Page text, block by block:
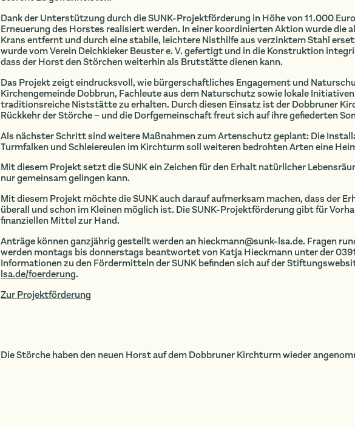
Dank der Unterstützung durch die SUNK-Projektförderung in Höhe von 11.000
Erneuerung des Horstes realisiert werden. In einer koordinierten Aktion wurde die
Krans entfernt und durch eine stabile, leichtere Nisthilfe aus verzinktem Stahl
wurde vom Verein Deichkieker Beuster e. V. gefertigt und in die Konstruktion
dass der Horst den Störchen weiterhin als Brutstätte dienen kann.
Das Projekt zeigt eindrucksvoll, wie bürgerschaftliches Engagement und
Kirchengemeinde Dobbrun, Fachleute aus dem Naturschutz sowie lokale
traditionsreiche Niststätte zu erhalten. Durch diesen Einsatz ist der Dobbruner
Rückkehr der Störche – und die Dorfgemeinschaft freut sich auf ihre gefiederten
Als nächster Schritt sind weitere Maßnahmen zum Artenschutz geplant: Die
Turmfalken und Schleiereulen im Kirchturm soll weiteren bedrohten Arten eine
Mit diesem Projekt setzt die SUNK ein Zeichen für den Erhalt natürlicher
nur gemeinsam gelingen kann.
Mit diesem Projekt möchte die SUNK auch darauf aufmerksam machen, dass der
überall und schon im Kleinen möglich ist. Die SUNK-Projektförderung gibt für
finanziellen Mittel zur Hand.
Anträge können ganzjährig gestellt werden an hieckmann@sunk-lsa.de. Fragen
werden montags bis donnerstags beantwortet von Katja Hieckmann unter der
Informationen zu den Fördermitteln der SUNK befinden sich auf der
lsa.de/foerderung.
Zur Projektförderung
Die Störche haben den neuen Horst auf dem Dobbruner Kirchturm wieder